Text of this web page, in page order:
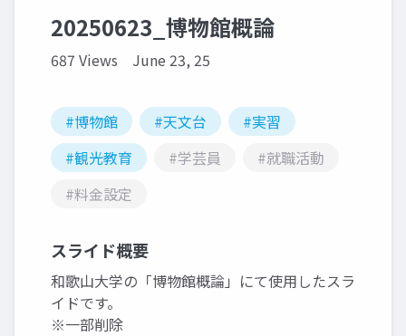
20250623_博物館概論
687 Views June 23, 25
#博物館 #天文台
#実習
#観光教育
#学芸員
#就職活動
#料金設定
スライド概要
和歌山大学の「博物館概論」にて使用したスラ
イドです。
※一部削除